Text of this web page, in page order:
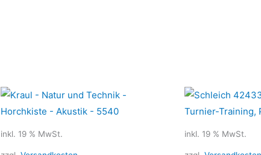
inkl. 19 % MwSt. inkl. 19 % MwSt.